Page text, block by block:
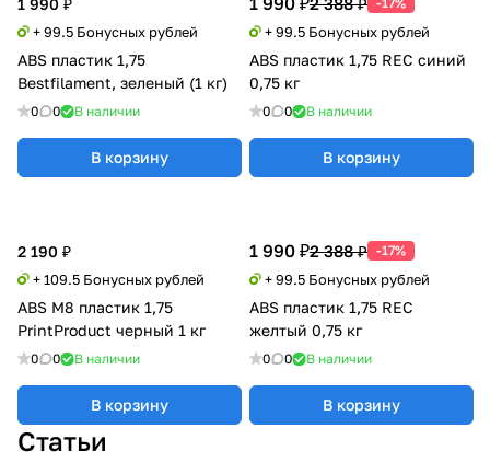
1 990 ₽
+ 99.5 Бонусных рублей
ABS пластик 1,75
Bestfilament, зеленый (1 кг)
0 0 В наличии
В корзину
+ 99.5 Бонусных рублей
ABS пластик 1,75 REC синий
0,75 кг
0 0 В наличии
В корзину
2 190 ₽
+ 109.5 Бонусных рублей
ABS M8 пластик 1,75
PrintProduct черный 1 кг
0 0 В наличии
В корзину
1 990 ₽2 388 ₽ -17%
+ 99.5 Бонусных рублей
ABS пластик 1,75 REC
желтый 0,75 кг
0 0 В наличии
В корзину
Статьи